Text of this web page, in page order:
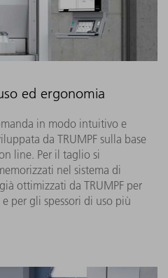
ed ergonomia
in modo intuitivo e
da TRUMPF sulla base
line. Per il taglio si
nel sistema di
ottimizzati da TRUMPF per
per gli spessori di uso più